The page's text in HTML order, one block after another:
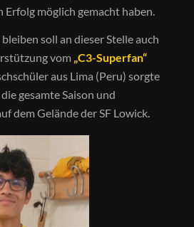
Erfolg möglich gemacht haben.
soll an dieser Stelle auch
vom „C3-Superfan“
aus Lima (Peru) sorgte
gesamte Saison und
dem Gelände der SF Lowick.